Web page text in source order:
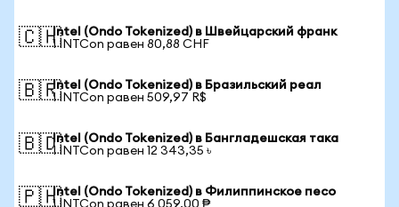
🇨🇭Intel (Ondo Tokenized) в Швейцарский франк
1 INTCon равен 80,88 CHF
🇧🇷Intel (Ondo Tokenized) в Бразильский реал
1 INTCon равен 509,97 R$
🇧🇩Intel (Ondo Tokenized) в Бангладешская така
1 INTCon равен 12 343,35 ৳
🇵🇭Intel (Ondo Tokenized) в Филиппинское песо
1 INTCon равен 6 059,00 ₱